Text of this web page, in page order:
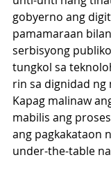
gobyerno ang
pamamaraan
serbisyong
tungkol sa
rin sa dignidad
Kapag malinaw
mabilis ang
ang pagkakataon
under-the-table